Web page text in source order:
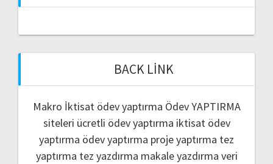
BACK LINK
Makro İktisat ödev yaptırma Ödev YAPTIRMA
siteleri ücretli ödev yaptırma iktisat ödev
yaptırma ödev yaptırma proje yaptırma tez
yaptırma tez yazdırma makale yazdırma veri